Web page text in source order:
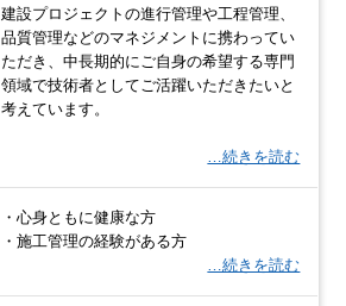
建設プロジェクトの進行管理や工程管理、
品質管理などのマネジメントに携わってい
ただき、中長期的にご自身の希望する専門
領域で技術者としてご活躍いただきたいと
考えています。
…続きを読む
・心身ともに健康な方
・施工管理の経験がある方
…続きを読む